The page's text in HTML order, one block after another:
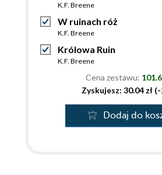
K.F. Breene
W ruinach róż
K.F. Breene
Królowa Ruin
K.F. Breene
Cena zestawu:
Zyskujesz: 30.04 zł
Dodaj do